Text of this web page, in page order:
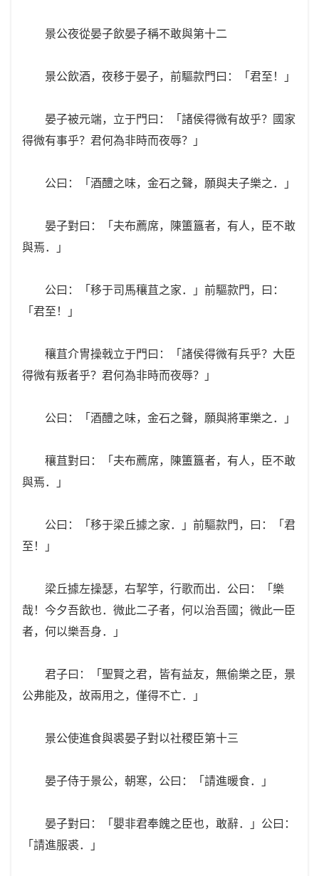
景公夜從晏子飲晏子稱不敢與第十二
景公飲酒，夜移于晏子，前驅款門曰：「君至！」
晏子被元端，立于門曰：「諸侯得微有故乎？國家
得微有事乎？君何為非時而夜辱？」
公曰：「酒醴之味，金石之聲，願與夫子樂之．」
晏子對曰：「夫布薦席，陳簠簋者，有人，臣不敢
與焉．」
公曰：「移于司馬穰苴之家．」前驅款門，曰：
「君至！」
穰苴介冑操戟立于門曰：「諸侯得微有兵乎？大臣
得微有叛者乎？君何為非時而夜辱？」
公曰：「酒醴之味，金石之聲，願與將軍樂之．」
穰苴對曰：「夫布薦席，陳簠簋者，有人，臣不敢
與焉．」
公曰：「移于梁丘據之家．」前驅款門，曰：「君
至！」
梁丘據左操瑟，右挈竽，行歌而出．公曰：「樂
哉！今夕吾飲也．微此二子者，何以治吾國；微此一臣
者，何以樂吾身．」
君子曰：「聖賢之君，皆有益友，無偷樂之臣，景
公弗能及，故兩用之，僅得不亡．」
景公使進食與裘晏子對以社稷臣第十三
晏子侍于景公，朝寒，公曰：「請進暖食．」
晏子對曰：「嬰非君奉餽之臣也，敢辭．」公曰：
「請進服裘．」